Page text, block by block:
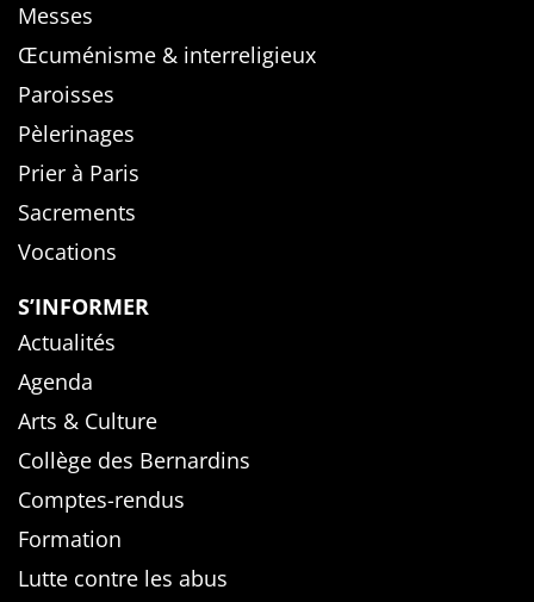
Messes
Œcuménisme & interreligieux
Paroisses
Pèlerinages
Prier à Paris
Sacrements
Vocations
S’INFORMER
Actualités
Agenda
Arts & Culture
Collège des Bernardins
Comptes-rendus
Formation
Lutte contre les abus